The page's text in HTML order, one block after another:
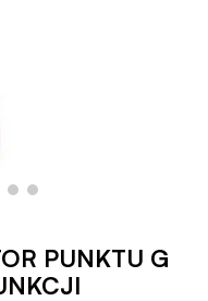
PUNKTU G